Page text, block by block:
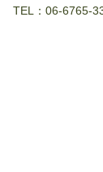
TEL：06-6765-